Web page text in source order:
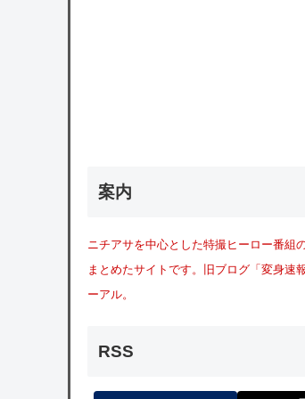
案内
ニチアサを中心とした特撮ヒーロー番組
まとめたサイトです。旧ブログ「変身速
ーアル。
RSS